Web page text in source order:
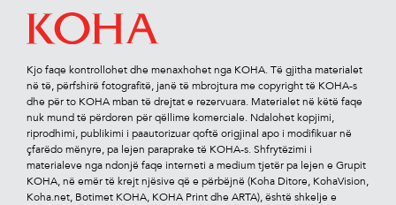
Kjo faqe kontrollohet dhe menaxhohet nga KOHA. Të gjitha materialet
në të, përfshirë fotograﬁtë, janë të mbrojtura me copyright të KOHA-s
dhe për to KOHA mban të drejtat e rezervuara. Materialet në këtë faqe
nuk mund të përdoren për qëllime komerciale. Ndalohet kopjimi,
riprodhimi, publikimi i paautorizuar qoftë origjinal apo i modiﬁkuar në
çfarëdo mënyre, pa lejen paraprake të KOHA-s. Shfrytëzimi i
materialeve nga ndonjë faqe interneti a medium tjetër pa lejen e Grupit
KOHA, në emër të krejt njësive që e përbëjnë (Koha Ditore, KohaVision,
Koha.net, Botimet KOHA, KOHA Print dhe ARTA), është shkelje e